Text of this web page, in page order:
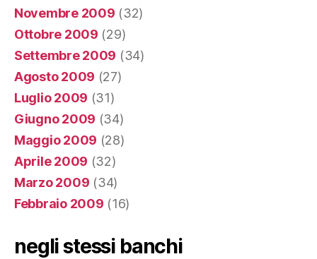
Novembre 2009 (32)
Ottobre 2009 (29)
Settembre 2009 (34)
Agosto 2009 (27)
Luglio 2009 (31)
Giugno 2009 (34)
Maggio 2009 (28)
Aprile 2009 (32)
Marzo 2009 (34)
Febbraio 2009 (16)
negli stessi banchi